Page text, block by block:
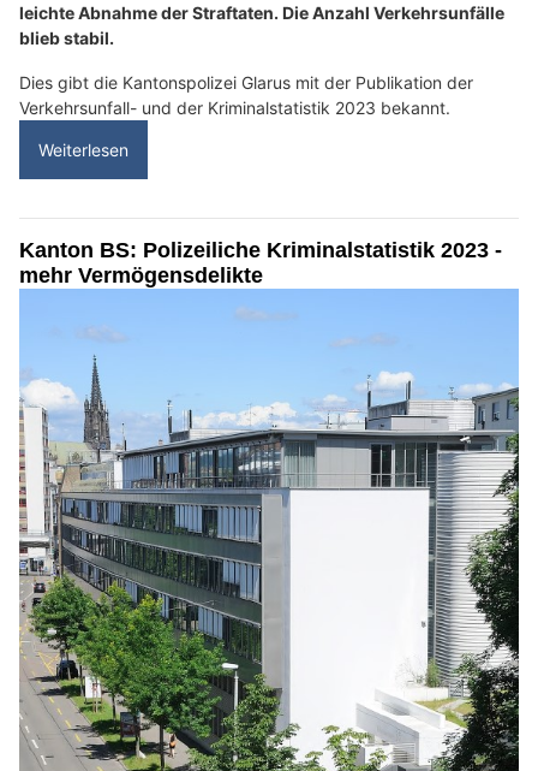
leichte Abnahme der Straftaten. Die Anzahl Verkehrsunfälle
blieb stabil.
Dies gibt die Kantonspolizei Glarus mit der Publikation der
Verkehrsunfall- und der Kriminalstatistik 2023 bekannt.
Weiterlesen
Kanton BS: Polizeiliche Kriminalstatistik 2023 -
mehr Vermögensdelikte